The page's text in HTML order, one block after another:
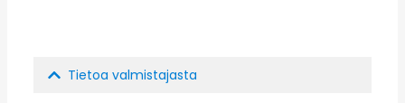
Tietoa valmistajasta